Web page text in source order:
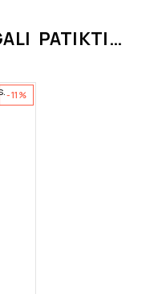
PATIKTI…
-11%